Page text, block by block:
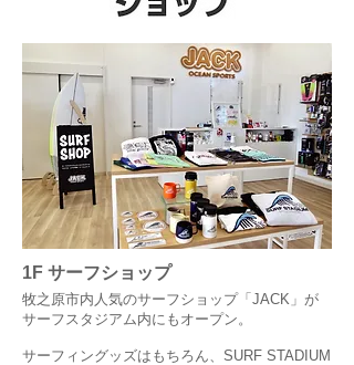
1F サーフショップ
牧之原市内人気のサーフショップ「JACK」が
サーフスタジアム内にもオープン。
サーフィングッズはもちろん、SURF STADIUM